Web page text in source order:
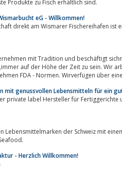
Produkte zu Fisch erhältlich sind.
eG - Willkommen!
direkt am Wismarer Fischereihafen
mit Tradition und beschäftigt
auf der Höhe der Zeit zu sein. Wir
FDA - Normen. Wirverfügen über
mit genussvollen Lebensmitteln für ein
Hersteller für Fertiggerichte und Frischgerichte,
Lebensmittelmarken der Schweiz mit
Seafood.
- Herzlich Willkommen!